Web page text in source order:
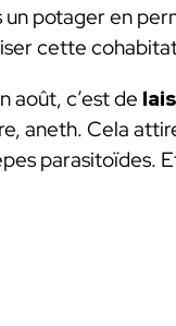
un potager en
cette
août, c’est de
aneth. Cela
parasitoïdes.